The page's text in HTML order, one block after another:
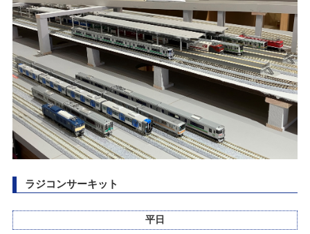
2022/04/14
ゴールデンウィーク期間中の営業時間変更のお知らせ
2021/08/21
PCR検査陽性者発生のお知らせ
2021/08/04
PCR検査陽性者発生のお知らせ
2021/02/24
2025/05/31(土)
カテゴリ：キャンペーン
お客様感謝祭2025春開催のお知らせ
2025/04/26(土)～2025/05/20(火)
カテゴリ：キャンペーン
お客様感謝祭2025冬プレゼント当選発表のお知らせ
2025/03/08(土)
2025/01/25(土)～2025/02/25(火)
ラジコンサーキット
平日